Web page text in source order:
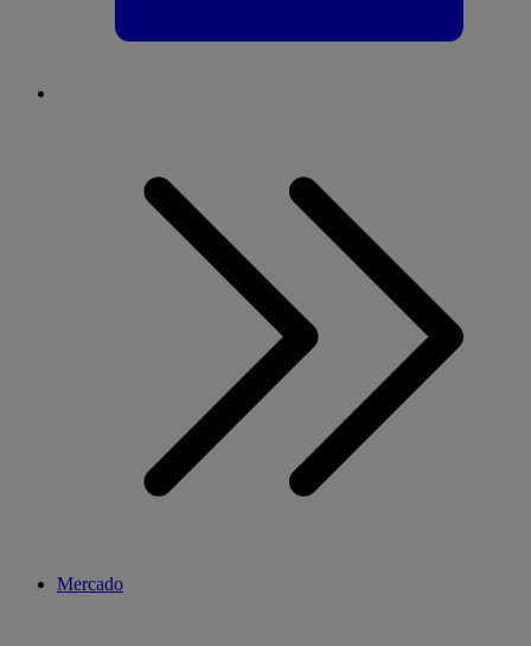
Mercado